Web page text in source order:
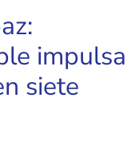
impulsa
siete